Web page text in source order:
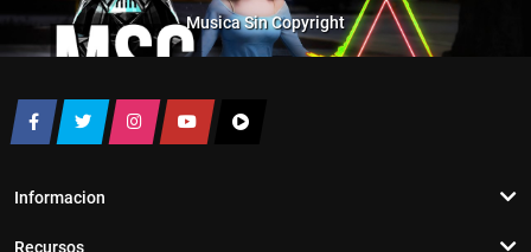
Musica Sin Copyright
Informacion
Recursos